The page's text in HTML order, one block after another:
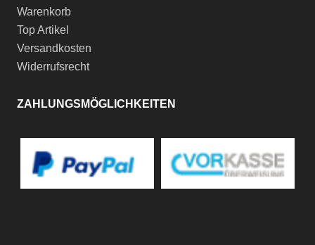
Warenkorb
Top Artikel
Versandkosten
Widerrufsrecht
ZAHLUNGSMÖGLICHKEITEN